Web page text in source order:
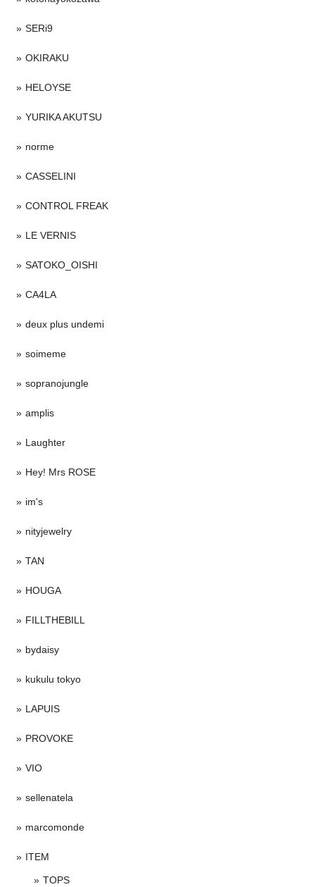
SERi9
OKIRAKU
HELOYSE
YURIKA AKUTSU
norme
CASSELINI
CONTROL FREAK
LE VERNIS
SATOKO_OISHI
CA4LA
deux plus undemi
soimeme
sopranojungle
amplis
Laughter
Hey! Mrs ROSE
im's
nityjewelry
TAN
HOUGA
FILLTHEBILL
bydaisy
kukulu tokyo
LAPUIS
PROVOKE
VIO
sellenatela
marcomonde
ITEM
TOPS